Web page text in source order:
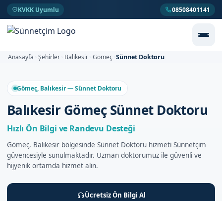
KVKK Uyumlu 08508401141
Anasayfa Şehirler Balıkesir Gömeç Sünnet Doktoru
Gömeç, Balıkesir — Sünnet Doktoru
Balıkesir Gömeç Sünnet Doktoru
Hızlı Ön Bilgi ve Randevu Desteği
Gömeç, Balıkesir bölgesinde Sünnet Doktoru hizmeti Sünnetçim
güvencesiyle sunulmaktadır. Uzman doktorumuz ile güvenli ve
hijyenik ortamda hizmet alın.
Ücretsiz Ön Bilgi Al